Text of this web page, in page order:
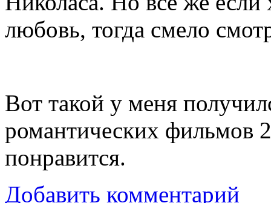
любовь, тогда смело
Вот такой у меня
романтических фильмов
понравится.
Добавить комментарий